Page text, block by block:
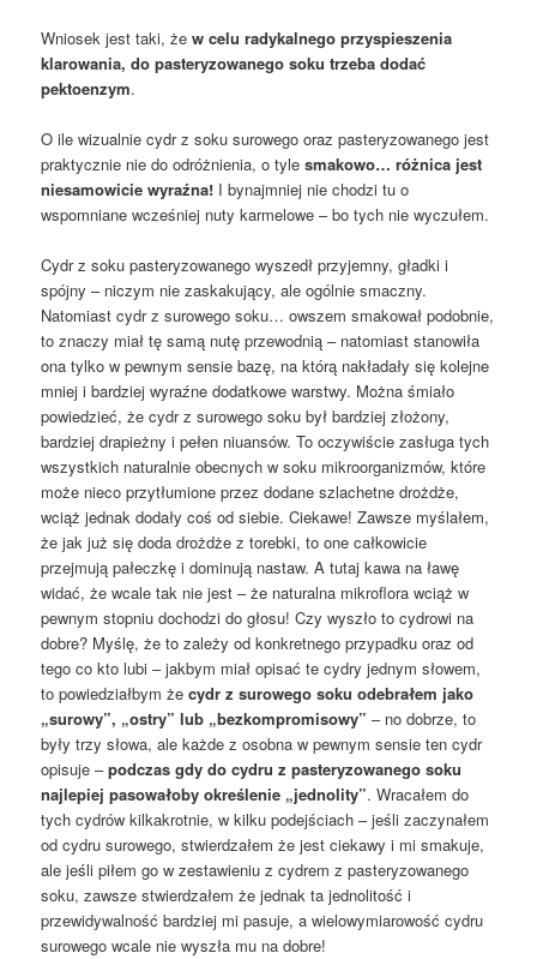
Wniosek jest taki, żew celu radykalnego przyspieszenia
klarowania, do pasteryzowanego soku trzeba dodać
pektoenzym.
O ile wizualnie cydr z soku surowego oraz pasteryzowanego jest
praktycznie nie do odróżnienia, o tylesmakowo… różnica jest
niesamowicie wyraźna! I bynajmniej nie chodzi tu o
wspomniane wcześniej nuty karmelowe – bo tych nie wyczułem.
Cydr z soku pasteryzowanego wyszedł przyjemny, gładki i
spójny – niczym nie zaskakujący, ale ogólnie smaczny.
Natomiast cydr z surowego soku… owszem smakował podobnie,
to znaczy miał tę samą nutę przewodnią – natomiast stanowiła
ona tylko w pewnym sensie bazę, na którą nakładały się kolejne
mniej i bardziej wyraźne dodatkowe warstwy. Można śmiało
powiedzieć, że cydr z surowego soku był bardziej złożony,
bardziej drapieżny i pełen niuansów. To oczywiście zasługa tych
wszystkich naturalnie obecnych w soku mikroorganizmów, które
może nieco przytłumione przez dodane szlachetne drożdże,
wciąż jednak dodały coś od siebie. Ciekawe! Zawsze myślałem,
że jak już się doda drożdże z torebki, to one całkowicie
przejmują pałeczkę i dominują nastaw. A tutaj kawa na ławę
widać, że wcale tak nie jest – że naturalna mikroflora wciąż w
pewnym stopniu dochodzi do głosu! Czy wyszło to cydrowi na
dobre? Myślę, że to zależy od konkretnego przypadku oraz od
tego co kto lubi – jakbym miał opisać te cydry jednym słowem,
to powiedziałbym żecydr z surowego soku odebrałem jako
„surowy”, „ostry” lub „bezkompromisowy”– no dobrze, to
były trzy słowa, ale każde z osobna w pewnym sensie ten cydr
opisuje –podczas gdy do cydru z pasteryzowanego soku
najlepiej pasowałoby określenie „jednolity”. Wracałem do
tych cydrów kilkakrotnie, w kilku podejściach – jeśli zaczynałem
od cydru surowego, stwierdzałem że jest ciekawy i mi smakuje,
ale jeśli piłem go w zestawieniu z cydrem z pasteryzowanego
soku, zawsze stwierdzałem że jednak ta jednolitość i
przewidywalność bardziej mi pasuje, a wielowymiarowość cydru
surowego wcale nie wyszła mu na dobre!